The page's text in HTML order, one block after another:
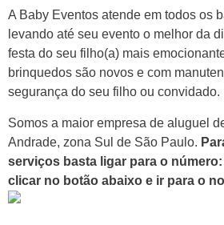
A Baby Eventos atende em todos os
levando até seu evento o melhor da
festa do seu filho(a) mais
brinquedos são novos e com
segurança do seu filho ou convidado.
Somos a maior empresa de aluguel
Andrade, zona Sul de São Paulo.
serviços basta ligar para o número:
clicar no botão abaixo e ir para o